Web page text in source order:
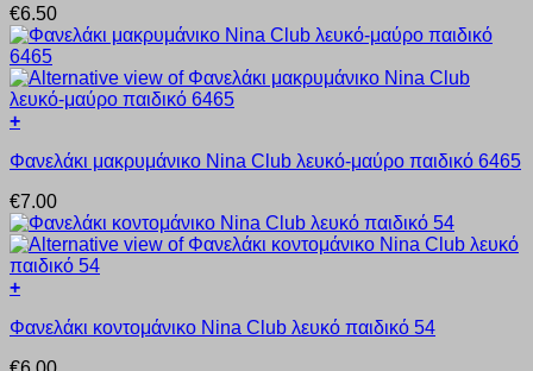
επιλεγούν
στη
σελίδα
του
προϊόντος
έχει
πολλαπλές
παραλλαγές.
Οι
επιλογές
μπορούν
επιλεγούν
σελίδα
του
προϊόντος
€6.50
+
το
έχει
πολλαπλές
παραλλαγές.
Οι
επιλογές
να
Φανελάκι μακρυμάνικο Nina Club λευκό-μαύρο παιδικό 6465
€7.00
+
το
Φανελάκι κοντομάνικο Nina Club λευκό παιδικό 54